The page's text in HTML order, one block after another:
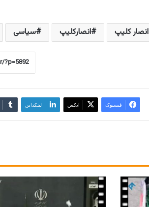
انصار کلیپ انصارکلیپ سیاسی
فیسبوک ایکس لینکداین